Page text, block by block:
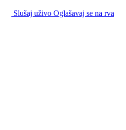
Slušaj uživo Oglašavaj se na rva